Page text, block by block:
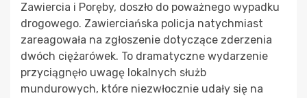
Zawiercia i Poręby, doszło do poważnego wypadku
drogowego. Zawierciańska policja natychmiast
zareagowała na zgłoszenie dotyczące zderzenia
dwóch ciężarówek. To dramatyczne wydarzenie
przyciągnęło uwagę lokalnych służb
mundurowych, które niezwłocznie udały się na